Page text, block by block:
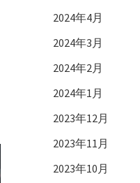
2024年4月
2024年3月
2024年2月
2024年1月
2023年12月
2023年11月
2023年10月